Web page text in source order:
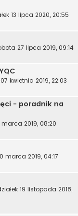
13 lipca 2020, 20:55
27 lipca 2019, 09:14
kwietnia 2019, 22:03
- poradnik na
2019, 08:20
marca 2019, 04:17
19 listopada 2018,